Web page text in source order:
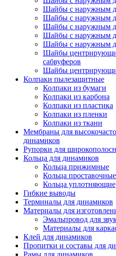
Шайбы с наружным
Шайбы с наружным
Шайбы с наружным
Шайбы с наружным
Шайбы с наружным
Шайбы
сабвуферов
Шайбы
Колпаки пылезащитные
Колпаки из бумаги
Колпаки из карбона
Колпаки из пластика
Колпаки из пленки
Колпаки из ткани
Мембраны для
динамиков
Рупорки для
Кольца для динамиков
Кольца прижимные
Кольца проставочные
Кольца уплотняющие
Гибкие выводы
Терминалы для динамиков
Материалы для
Эмальпровод для
Материалы для
Клей для динамиков
Пропитки и составы для
Рамы для динамиков